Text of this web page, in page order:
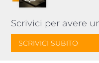
Scrivici per avere
SCRIVICI SUBITO